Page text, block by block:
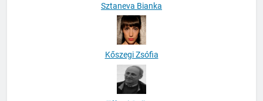
Sztaneva Bianka
Kőszegi Zsófia